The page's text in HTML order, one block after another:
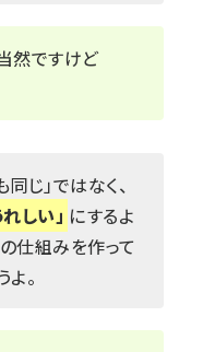
然ですけど
じ」ではなく、
しい」 にするよ
仕組みを作って
。